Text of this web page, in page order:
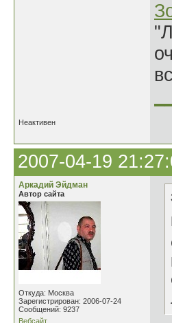
Неактивен
2007-04-19
Аркадий Эйдман
Автор сайта
Откуда: Москва
Зарегистрирован: 2006-07-24
Сообщений: 9237
Вебсайт